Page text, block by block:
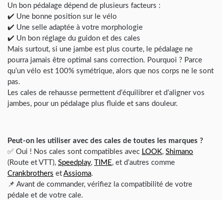
Un bon pédalage dépend de plusieurs facteurs :
✔️ Une bonne position sur le vélo
✔️ Une selle adaptée à votre morphologie
✔️ Un bon réglage du guidon et des cales
Mais surtout, si une jambe est plus courte, le pédalage ne
pourra jamais être optimal sans correction. Pourquoi ? Parce
qu’un vélo est 100% symétrique, alors que nos corps ne le sont
pas.
Les cales de rehausse permettent d’équilibrer et d’aligner vos
jambes, pour un pédalage plus fluide et sans douleur.
Peut-on les utiliser avec des cales de toutes les marques ?
✅ Oui ! Nos cales sont compatibles avec LOOK, Shimano
(Route et VTT), Speedplay, TIME , et d’autres comme
Crankbrothers et Assioma.
📌 Avant de commander, vérifiez la compatibilité de votre
pédale et de votre cale.